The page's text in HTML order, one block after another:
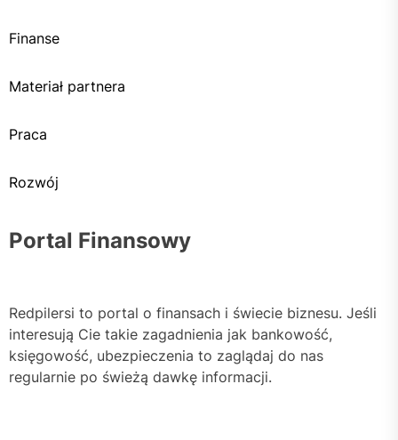
Finanse
Materiał partnera
Praca
Rozwój
Portal Finansowy
Redpilersi to portal o finansach i świecie biznesu. Jeśli
interesują Cie takie zagadnienia jak bankowość,
księgowość, ubezpieczenia to zaglądaj do nas
regularnie po świeżą dawkę informacji.